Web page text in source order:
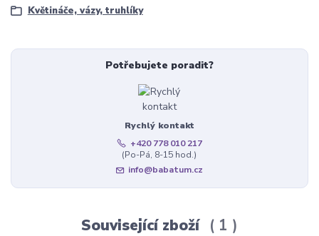
Květináče, vázy, truhlíky
Potřebujete poradit?
Rychlý kontakt
+420 778 010 217
(Po-Pá, 8-15 hod.)
info@babatum.cz
Související zboží 1